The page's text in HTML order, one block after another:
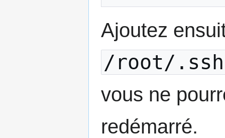
Ajoutez
/root/
vous ne
redémarré.